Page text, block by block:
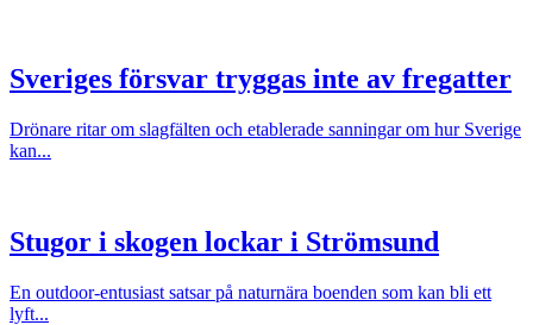
Sveriges försvar tryggas inte av fregatter
Drönare ritar om slagfälten och etablerade sanningar om hur Sverige
kan...
Stugor i skogen lockar i Strömsund
En outdoor-entusiast satsar på naturnära boenden som kan bli ett
lyft...